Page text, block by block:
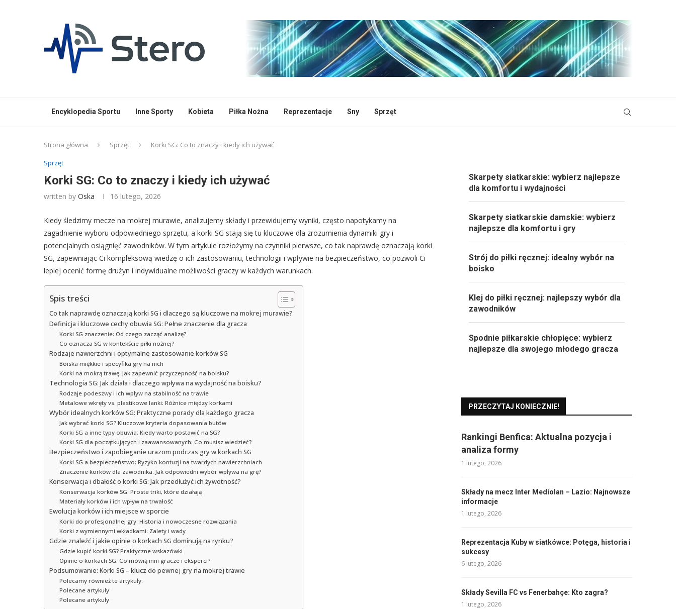
Encyklopedia Sportu Inne Sporty Kobieta Piłka Nożna Reprezentacje Sny Sprzęt
Strona główna Sprzęt
Korki SG: Co to znaczy i kiedy ich używać
Sprzęt
Korki SG: Co to znaczy i kiedy ich używać
written by Oska 16 lutego, 2026
Kiedy śledzimy mecze na mokrej murawie, analizujemy składy i przewidujemy wyniki, często napotykamy na
zagadnienie wyboru odpowiedniego sprzętu, a korki SG stają się tu kluczowe dla zrozumienia dynamiki gry i
potencjalnych osiągnięć zawodników. W tym artykule rozłożymy na czynniki pierwsze, co tak naprawdę oznaczają korki
SG, zapewniając Ci kompleksową wiedzę o ich zastosowaniu, technologii i wpływie na bezpieczeństwo, co pozwoli Ci
lepiej ocenić formę drużyn i indywidualne możliwości graczy w każdych warunkach.
Spis treści
Co tak naprawdę oznaczają korki SG i dlaczego są kluczowe na mokrej murawie?
Definicja i kluczowe cechy obuwia SG: Pełne znaczenie dla gracza
Korki SG znaczenie: Od czego zacząć analizę?
Co oznacza SG w kontekście piłki nożnej?
Rodzaje nawierzchni i optymalne zastosowanie korków SG
Boiska miękkie i specyfika gry na nich
Korki na mokrą trawę: Jak zapewnić przyczepność na boisku?
Technologia SG: Jak działa i dlaczego wpływa na wydajność na boisku?
Rodzaje podeszwy i ich wpływ na stabilność na trawie
Metalowe wkręty vs. plastikowe lanki: Różnice między korkami
Wybór idealnych korków SG: Praktyczne porady dla każdego gracza
Jak wybrać korki SG? Kluczowe kryteria dopasowania butów
Korki SG a inne typy obuwia: Kiedy warto postawić na SG?
Korki SG dla początkujących i zaawansowanych: Co musisz wiedzieć?
Bezpieczeństwo i zapobieganie urazom podczas gry w korkach SG
Korki SG a bezpieczeństwo: Ryzyko kontuzji na twardych nawierzchniach
Znaczenie korków dla zawodnika: Jak odpowiedni wybór wpływa na grę?
Konserwacja i dbałość o korki SG: Jak przedłużyć ich żywotność?
Konserwacja korków SG: Proste triki, które działają
Materiały korków i ich wpływ na trwałość
Ewolucja korków i ich miejsce w sporcie
Korki do profesjonalnej gry: Historia i nowoczesne rozwiązania
Korki z wymiennymi wkładkami: Zalety i wady
Gdzie znaleźć i jakie opinie o korkach SG dominują na rynku?
Gdzie kupić korki SG? Praktyczne wskazówki
Opinie o korkach SG: Co mówią inni gracze i eksperci?
Podsumowanie: Korki SG – klucz do pewnej gry na mokrej trawie
Polecamy również te artykuły:
Polecane artykuły
Polecane artykuły
Skarpety siatkarskie: wybierz najlepsze
dla komfortu i wydajności
Skarpety siatkarskie damskie: wybierz
najlepsze dla komfortu i gry
Strój do piłki ręcznej: idealny wybór na
boisko
Klej do piłki ręcznej: najlepszy wybór dla
zawodników
Spodnie piłkarskie chłopięce: wybierz
najlepsze dla swojego młodego gracza
PRZECZYTAJ KONIECZNIE!
Rankingi Benfica: Aktualna pozycja i
analiza formy
1 lutego, 2026
Składy na mecz Inter Mediolan – Lazio: Najnowsze
informacje
1 lutego, 2026
Reprezentacja Kuby w siatkówce: Potęga, historia i
sukcesy
6 lutego, 2026
Składy Sevilla FC vs Fenerbahçe: Kto zagra?
1 lutego, 2026